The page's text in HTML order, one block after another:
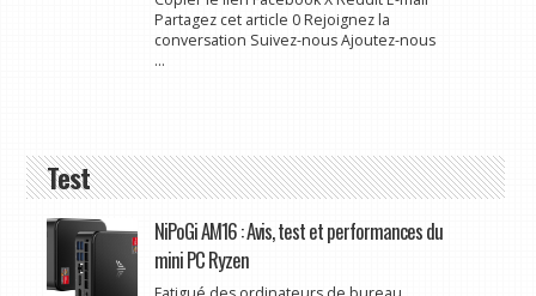
Partagez cet article 0 Rejoignez la
conversation Suivez-nous Ajoutez-nous
...
Test
NiPoGi AM16 : Avis, test et performances du
mini PC Ryzen